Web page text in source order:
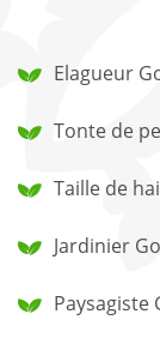
Elagueur
Tonte de
Taille de
Jardinier
Paysagiste